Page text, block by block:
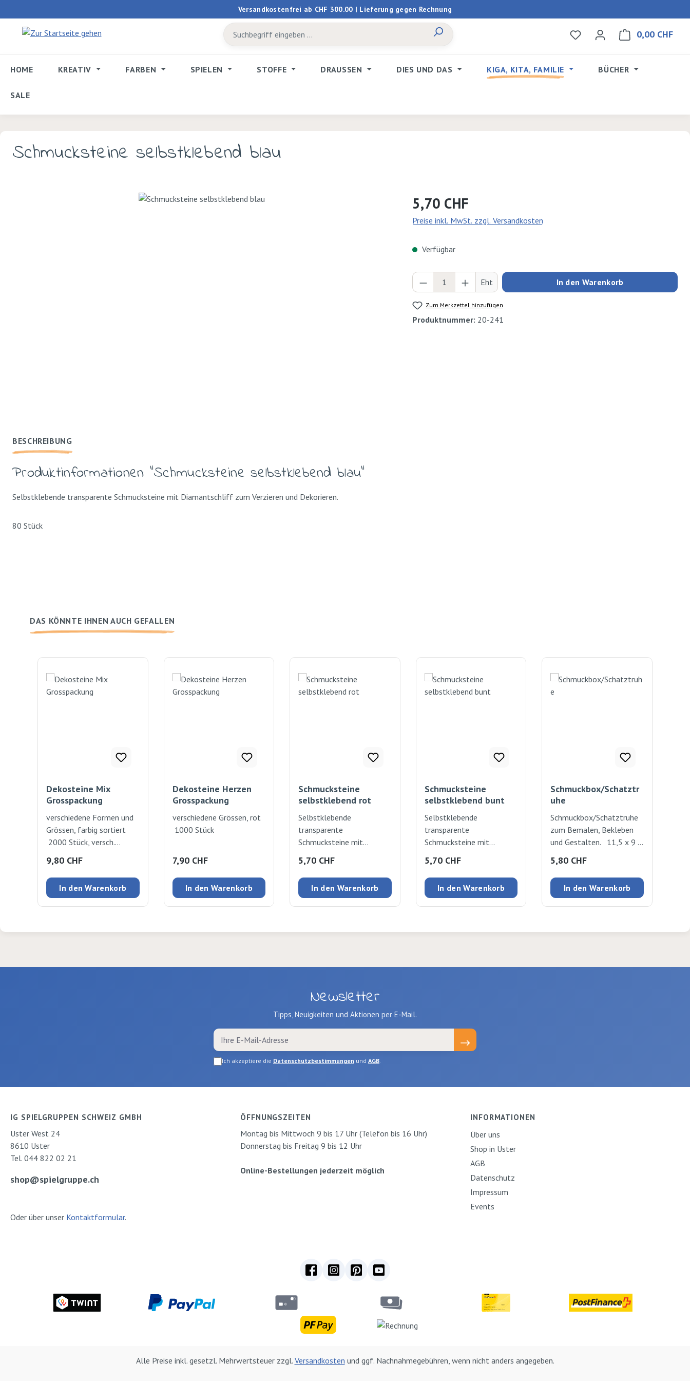
Versandkostenfrei ab CHF 300.00 | Lieferung gegen Rechnung
Du hast 0 Produkte auf
0,00 CHF
HOME KREATIV FARBEN SPIELEN STOFFE DRAUSSEN DIES UND DAS KIGA, KITA, FAMILIE BÜCHER
SALE
Schmucksteine selbstklebend blau
Regulärer Preis:
5,70 CHF
Preise inkl. MwSt. zzgl. Versandkosten
Verfügbar
Produkt Anzahl: Gib den gewünschten Wert ein
Eht In den Warenkorb
Zum Merkzettel hinzufügen
Produktnummer: 20-241
BESCHREIBUNG
Produktinformationen "Schmucksteine selbstklebend blau"
Selbstklebende transparente Schmucksteine mit Diamantschliff zum Verzieren und Dekorieren.
80 Stück
DAS KÖNNTE IHNEN AUCH GEFALLEN
Dekosteine Mix
Grosspackung
verschiedene Formen und
Grössen, farbig sortiert
2000 Stück, versch.
Regulärer Preis:
9,80 CHF
In den Warenkorb
Dekosteine Herzen
Grosspackung
verschiedene Grössen, rot
1000 Stück
Regulärer Preis:
7,90 CHF
In den Warenkorb
Schmucksteine
selbstklebend rot
Selbstklebende
transparente
Schmucksteine mit
Verzieren und Dekorieren.
80 Stück
Regulärer Preis:
5,70 CHF
In den Warenkorb
Schmucksteine
selbstklebend bunt
Selbstklebende
transparente
Schmucksteine mit
Verzieren und Dekorieren.
80 Stück
Regulärer Preis:
5,70 CHF
In den Warenkorb
Schmuckbox/Schatztr
uhe
Schmuckbox/Schatztruhe
zum Bemalen, Bekleben
und Gestalten. 11,5 x 9 x
Regulärer Preis:
5,80 CHF
In den Warenkorb
Newsletter
Tipps, Neuigkeiten und Aktionen per E-Mail.
Ich akzeptiere die Datenschutzbestimmungen und AGB.
IG SPIELGRUPPEN SCHWEIZ GMBH
Uster West 24
8610 Uster
Tel. 044 822 02 21
shop@spielgruppe.ch
Oder über unser Kontaktformular.
ÖFFNUNGSZEITEN
Montag bis Mittwoch 9 bis 17 Uhr (Telefon bis 16 Uhr)
Donnerstag bis Freitag 9 bis 12 Uhr
Online-Bestellungen jederzeit möglich
INFORMATIONEN
Über uns
Shop in Uster
AGB
Datenschutz
Impressum
Events
Alle Preise inkl. gesetzl. Mehrwertsteuer zzgl. Versandkosten und ggf. Nachnahmegebühren, wenn nicht anders angegeben.